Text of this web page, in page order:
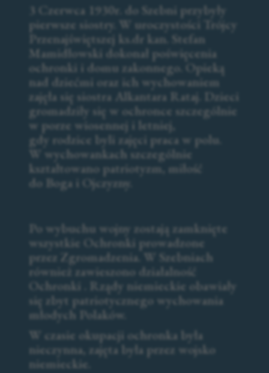
3 Czerwca 1930r. do Szebni przybyły
pierwsze siostry. W uroczystości Trójcy
Przenajświętszej ks.dr kan. Stefan
Mamidłowski dokonał poświęcenia
ochronki i domu zakonnego. Opieką
nad dziećmi oraz ich wychowaniem
zajęła się siostra Alkantara Rataj. Dzieci
gromadziły się w ochronce szczególnie
w porze wiosennej i letniej,
gdy rodzice byli zajęci praca w polu.
W wychowankach szczególnie
kształtowano patriotyzm, miłość
do Boga i Ojczyzny.
Po wybuchu wojny zostają zamknięte
wszystkie Ochronki prowadzone
przez Zgromadzenia. W Szebniach
również zawieszono działalność
Ochronki . Rządy niemieckie obawiały
się zbyt patriotycznego wychowania
młodych Polaków.
W czasie okupacji ochronka była
nieczynna, zajęta była przez wojsko
niemieckie.